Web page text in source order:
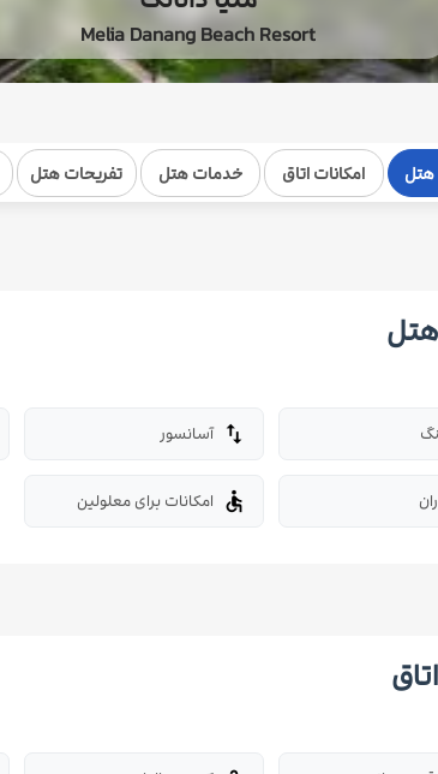
Melia Danang Beach Resort
هتل امکانات اتاق خدمات هتل تفریحات هتل
import_export آسانسور
accessible امکانات برای معلولین